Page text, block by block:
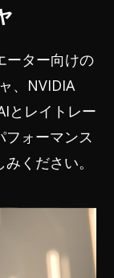
ーター向けの
、NVIDIA
とレイトレー
フォーマンス
ください。